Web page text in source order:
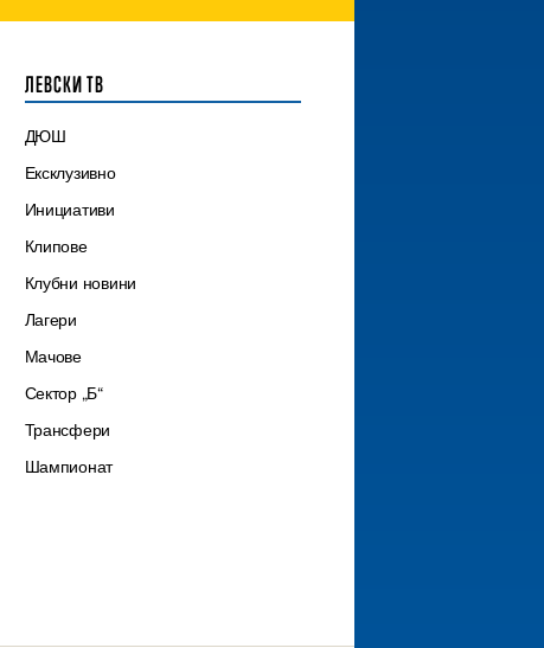
ЛЕВСКИ ТВ
ДЮШ
Ексклузивно
Инициативи
Клипове
Клубни новини
Лагери
Мачове
Сектор „Б“
Трансфери
Шампионат